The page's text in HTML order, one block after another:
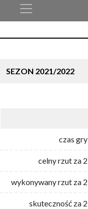
SEZON 2021/2022
czas gry
celny rzut za 2
wykonywany rzut za 2
skuteczność za 2
czas gry
celny rzut za 2
wykonywany rzut za 2
skuteczność za 2